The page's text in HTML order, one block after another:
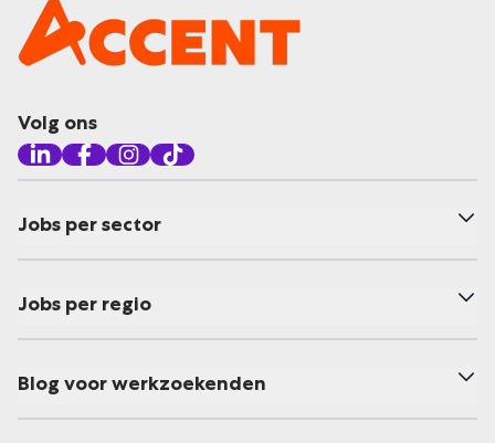
Volg ons
Jobs per sector
Jobs per regio
Blog voor werkzoekenden